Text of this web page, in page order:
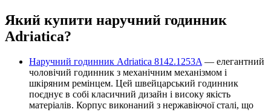
Який купити наручний годинник
Adriatica?
Наручний годинник Adriatica 8142.1253A— елегантний
чоловічий годинник з механічним механізмом і
шкіряним ремінцем. Цей швейцарський годинник
поєднує в собі класичний дизайн і високу якість
матеріалів. Корпус виконаний з нержавіючої сталі, що